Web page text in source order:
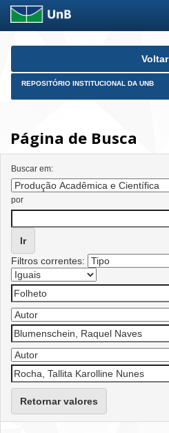
Skip
Voltar
REPOSITÓRIO INSTITUCIONAL DA UNB
Página de Busca
Buscar em:
por
Filtros correntes:
Retornar valores